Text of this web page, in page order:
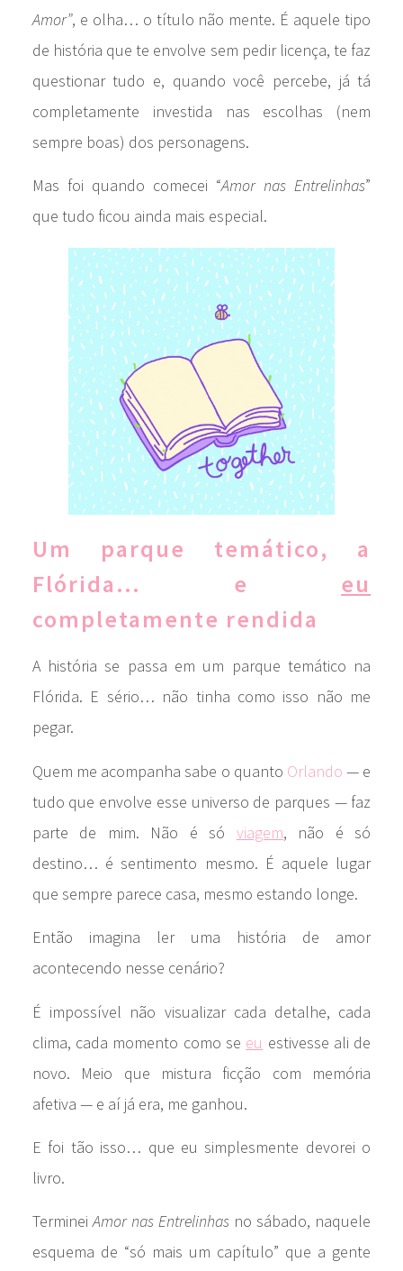
Amor”, e olha… o título não mente. É aquele tipo
de história que te envolve sem pedir licença, te faz
questionar tudo e, quando você percebe, já tá
completamente investida nas escolhas (nem
sempre boas) dos personagens.
Mas foi quando comecei “Amor nas Entrelinhas”
que tudo ficou ainda mais especial.
Um parque temático, a
Flórida… e eu
completamente rendida
A história se passa em um parque temático na
Flórida. E sério… não tinha como isso não me
pegar.
Quem me acompanha sabe o quanto Orlando — e
tudo que envolve esse universo de parques — faz
parte de mim. Não é só viagem, não é só
destino… é sentimento mesmo. É aquele lugar
que sempre parece casa, mesmo estando longe.
Então imagina ler uma história de amor
acontecendo nesse cenário?
É impossível não visualizar cada detalhe, cada
clima, cada momento como se eu estivesse ali de
novo. Meio que mistura ficção com memória
afetiva — e aí já era, me ganhou.
E foi tão isso… que eu simplesmente devorei o
livro.
TermineiAmor nas Entrelinhas no sábado, naquele
esquema de “só mais um capítulo” que a gente